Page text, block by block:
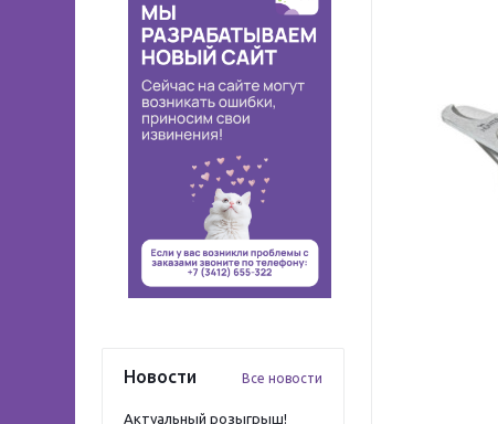
Новости Все новости
Актуальный розыгрыш!